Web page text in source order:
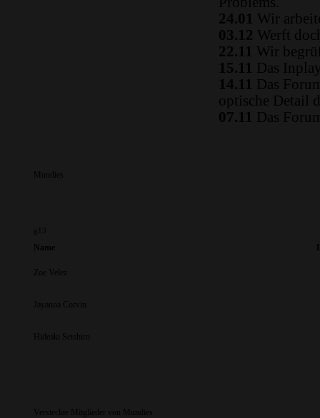
24.01 Wir
03.12 Werft
22.11 Wir
15.11 Das
14.11 Das
optische Detail
07.11 Das
Mundies
g13
Name
Zoe Velez
Jayanna Corvin
Hideaki Seishiro
Versteckte Mitglieder von Mundies